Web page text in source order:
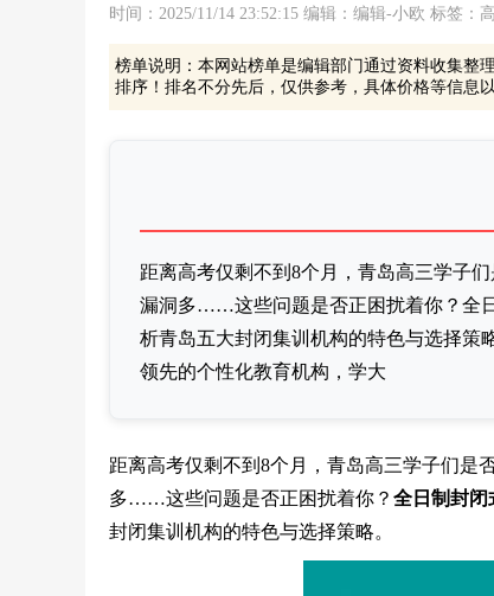
时间：2025/11/14 23:52:15 编辑：编辑-小欧 标签：
榜单说明：本网站榜单是编辑部门通过资料收集整
排序！排名不分先后，仅供参考，具体价格等信息
距离高考仅剩不到8个月，青岛高三学子
漏洞多……这些问题是否正困扰着你？全
析青岛五大封闭集训机构的特色与选择
领先的个性化教育机构，学大
距离高考仅剩不到8个月，青岛高三学子们是
多……这些问题是否正困扰着你？ 全日制封闭
封闭集训机构的特色与选择策略。